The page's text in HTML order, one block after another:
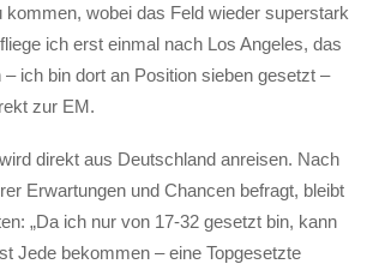
kommen, wobei das Feld wieder superstark
ich erst einmal nach Los Angeles, das
– ich bin dort an Position sieben gesetzt –
zur EM.
direkt aus Deutschland anreisen. Nach
Erwartungen und Chancen befragt, bleibt
„Da ich nur von 17-32 gesetzt bin, kann
Jede bekommen – eine Topgesetzte